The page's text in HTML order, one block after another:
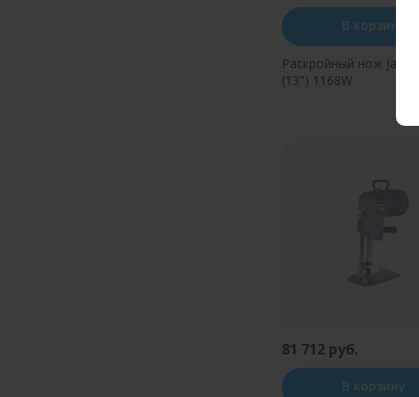
В корзину
Раскройный нож Jack
(13") 1168W
Купить в один
81 712 руб.
В корзину